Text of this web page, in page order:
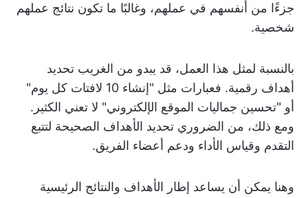
جزءًا من أنفسهم في عملهم، وغالبًا ما تكون نتائج عملهم
شخصية.
بالنسبة لمثل هذا العمل، قد يبدو من الغريب تحديد
أهداف رقمية. فعبارات مثل "إنشاء 10 لافتات كل يوم"
أو "تحسين جماليات الموقع الإلكتروني" لا تعني الكثير.
ومع ذلك، من الضروري تحديد الأهداف الصحيحة لتتبع
التقدم وقياس الأداء ودعم أعضاء الفريق.
وهنا يمكن أن يساعد إطار الأهداف والنتائج الرئيسية